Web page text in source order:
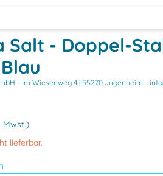
Salt - Doppel-
- Im Wiesenweg 4 | 55270 Jugenheim -
Mwst.)
lieferbar.